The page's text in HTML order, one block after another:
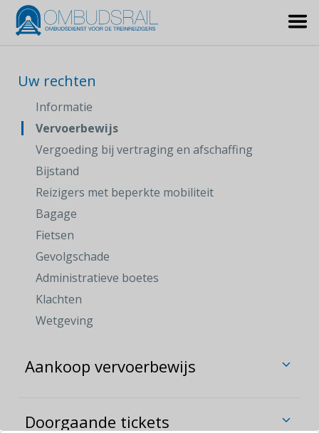
Uw rechten
Informatie
Vervoerbewijs
Vergoeding bij vertraging en afschaffing
Bijstand
Reizigers met beperkte mobiliteit
Bagage
Fietsen
Gevolgschade
Administratieve boetes
Klachten
Wetgeving
Aankoop vervoerbewijs
Doorgaande tickets